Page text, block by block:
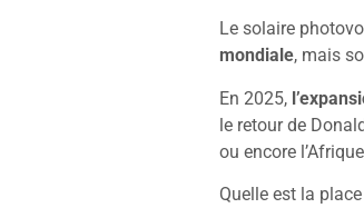
Le solaire
mondiale, mais
En 2025,
le retour de
ou encore
Quelle est la